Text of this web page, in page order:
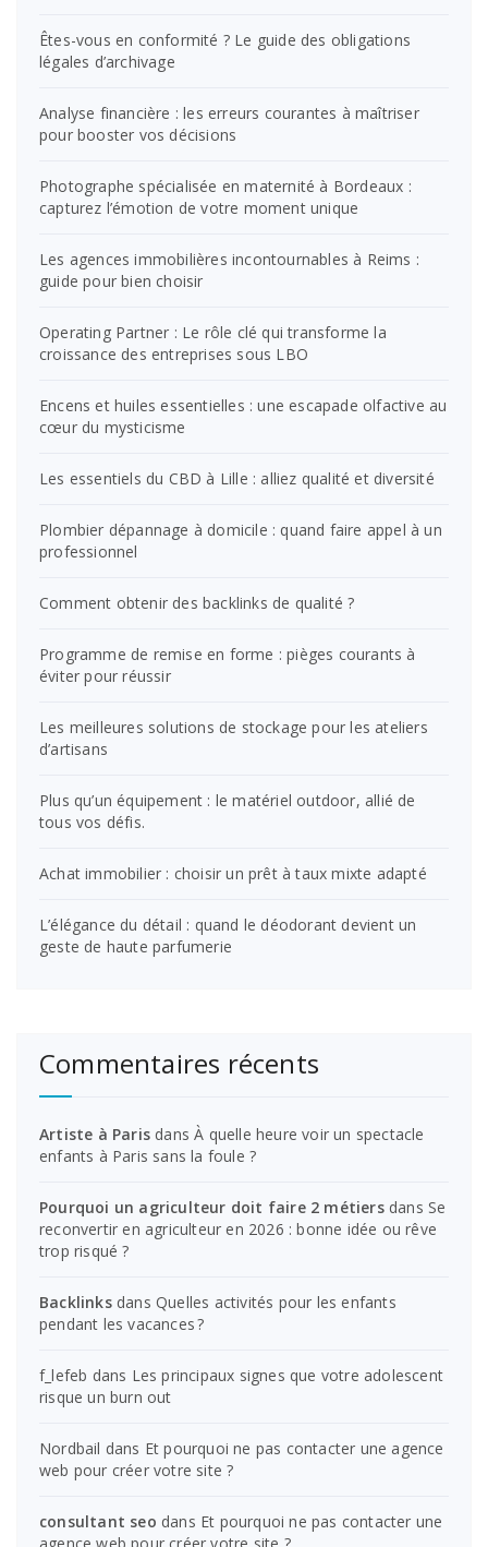
Êtes-vous en conformité ? Le guide des obligations
légales d’archivage
Analyse financière : les erreurs courantes à maîtriser
pour booster vos décisions
Photographe spécialisée en maternité à Bordeaux :
capturez l’émotion de votre moment unique
Les agences immobilières incontournables à Reims :
guide pour bien choisir
Operating Partner : Le rôle clé qui transforme la
croissance des entreprises sous LBO
Encens et huiles essentielles : une escapade olfactive au
cœur du mysticisme
Les essentiels du CBD à Lille : alliez qualité et diversité
Plombier dépannage à domicile : quand faire appel à un
professionnel
Comment obtenir des backlinks de qualité ?
Programme de remise en forme : pièges courants à
éviter pour réussir
Les meilleures solutions de stockage pour les ateliers
d’artisans
Plus qu’un équipement : le matériel outdoor, allié de
tous vos défis.
Achat immobilier : choisir un prêt à taux mixte adapté
L’élégance du détail : quand le déodorant devient un
geste de haute parfumerie
Commentaires récents
Artiste à Paris dansÀ quelle heure voir un spectacle
enfants à Paris sans la foule ?
Pourquoi un agriculteur doit faire 2 métiersdans Se
reconvertir en agriculteur en 2026 : bonne idée ou rêve
trop risqué ?
BacklinksdansQuelles activités pour les enfants
pendant les vacances ?
f_lefeb dans Les principaux signes que votre adolescent
risque un burn out
Nordbail dans Et pourquoi ne pas contacter une agence
web pour créer votre site ?
consultant seo dans Et pourquoi ne pas contacter une